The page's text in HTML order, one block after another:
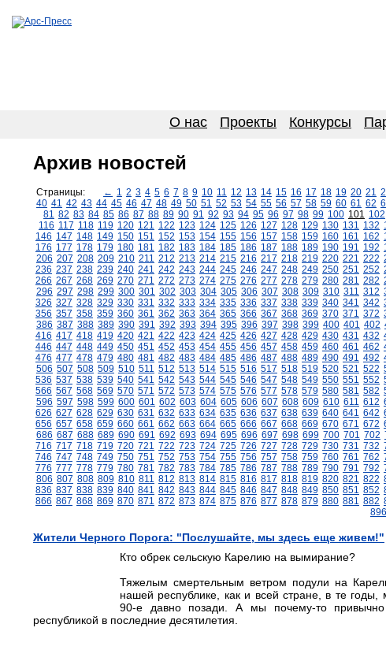
О нас Проекты Конкурсы
Архив новостей
Страницы: ← 1 2 3 4 5 6 7 8 9 10 11 12 13 14 15 16 17 18 19 20 21
40 41 42 43 44 45 46 47 48 49 50 51 52 53 54 55 56 57 58 59 60 61 62
81 82 83 84 85 86 87 88 89 90 91 92 93 94 95 96 97 98 99 100 101 102
116 117 118 119 120 121 122 123 124 125 126 127 128 129 130 131 132
146 147 148 149 150 151 152 153 154 155 156 157 158 159 160 161 162
176 177 178 179 180 181 182 183 184 185 186 187 188 189 190 191 192
206 207 208 209 210 211 212 213 214 215 216 217 218 219 220 221 222
236 237 238 239 240 241 242 243 244 245 246 247 248 249 250 251 252
266 267 268 269 270 271 272 273 274 275 276 277 278 279 280 281 282
296 297 298 299 300 301 302 303 304 305 306 307 308 309 310 311 312
326 327 328 329 330 331 332 333 334 335 336 337 338 339 340 341 342
356 357 358 359 360 361 362 363 364 365 366 367 368 369 370 371 372
386 387 388 389 390 391 392 393 394 395 396 397 398 399 400 401 402
416 417 418 419 420 421 422 423 424 425 426 427 428 429 430 431 432
446 447 448 449 450 451 452 453 454 455 456 457 458 459 460 461 462
476 477 478 479 480 481 482 483 484 485 486 487 488 489 490 491 492
506 507 508 509 510 511 512 513 514 515 516 517 518 519 520 521 522
536 537 538 539 540 541 542 543 544 545 546 547 548 549 550 551 552
566 567 568 569 570 571 572 573 574 575 576 577 578 579 580 581 582
596 597 598 599 600 601 602 603 604 605 606 607 608 609 610 611 612
626 627 628 629 630 631 632 633 634 635 636 637 638 639 640 641 642
656 657 658 659 660 661 662 663 664 665 666 667 668 669 670 671 672
686 687 688 689 690 691 692 693 694 695 696 697 698 699 700 701 702
716 717 718 719 720 721 722 723 724 725 726 727 728 729 730 731 732
746 747 748 749 750 751 752 753 754 755 756 757 758 759 760 761 762
776 777 778 779 780 781 782 783 784 785 786 787 788 789 790 791 792
806 807 808 809 810 811 812 813 814 815 816 817 818 819 820 821 822
836 837 838 839 840 841 842 843 844 845 846 847 848 849 850 851 852
866 867 868 869 870 871 872 873 874 875 876 877 878 879 880 881 882
896
Жители Черного Порога: "Послушайте, мы здесь еще живем!"
Кто обрек сельскую Карелию на вымирание?
Тяжелым смертельным ветром подули на
нашей республике, как и всей стране, в те
90-е давно позади. А мы почему-то
республикой в последние десятилетия.